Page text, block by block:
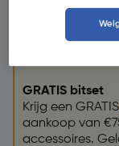
GRATIS bitset
Krijg een GRATIS
aankoop van
accessoires.